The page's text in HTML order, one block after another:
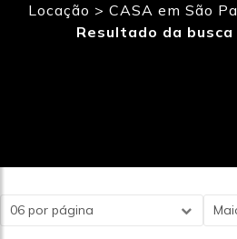
Locação > CASA em São
Resultado da busca
06 por página